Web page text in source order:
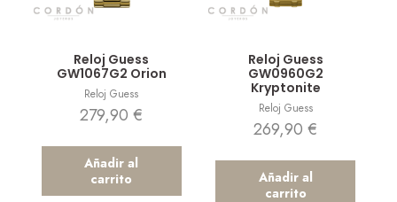
Reloj Guess
GW1067G2 Orion
Reloj Guess
279,90€
Añadir al
carrito
Reloj Guess
GW0960G2
Kryptonite
Reloj Guess
269,90€
Añadir al
carrito